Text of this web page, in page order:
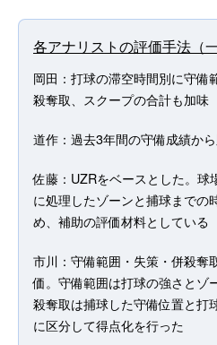
各アナリストの評価手法（
岡田：打球の滞空時間別に守備
殺奪取、スクープの合計も加味
道作：過去3年間の守備成績か
佐藤：UZRをベースとした。球
に処理したゾーンと捕球までの
め、補助の評価材料としている
市川：守備範囲・失策・併殺奪
価。守備範囲は打球の強さとゾ
殺奪取は捕球した守備位置と打
に区分して得点化を行った